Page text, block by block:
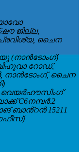
ജില്ല,
പ്രവിശ്യ, ചൈന
(നാൻടോംഗ്)
ബിഹുവാ റോഡ്,
ചൈന
വെയർഹൗസിംഗ്
C6നമ്പർ.2
ബാൻ്റൻ 15211